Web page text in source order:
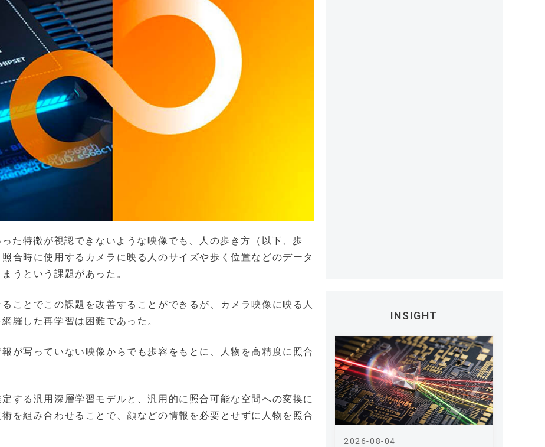
た特徴が視認できないような映像でも、人の歩き方（以下、歩
合時に使用するカメラに映る人のサイズや歩く位置などのデータ
うという課題があった。
ことでこの課題を改善することができるが、カメラ映像に映る人
羅した再学習は困難であった。
が写っていない映像からでも歩容をもとに、人物を高精度に照合
する汎用深層学習モデルと、汎用的に照合可能な空間への変換に
を組み合わせることで、顔などの情報を必要とせずに人物を照合
INSIGHT
2026-08-04